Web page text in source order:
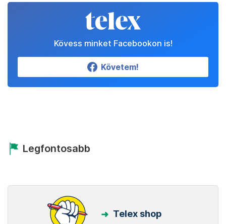
Kövess minket Facebookon is!
Követem!
Legfontosabb
Telex shop